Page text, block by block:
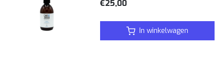
€25,00
In winkelwagen